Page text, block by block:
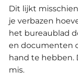
Dit lijkt
je verbazen
het bureaublad
en documenten
hand te hebben.
mis.